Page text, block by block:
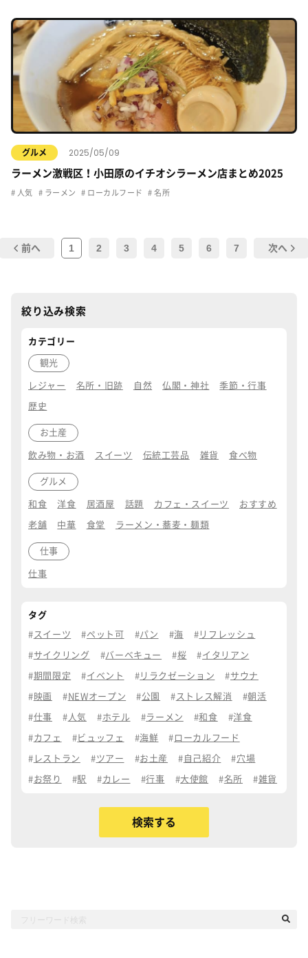
グルメ 2025/05/09
ラーメン激戦区！小田原のイチオシラーメン店まとめ2025
人気 ラーメン ローカルフード 名所
前へ 1 2 3 4 5 6 7 次へ
絞り込み検索
カテゴリー
観光
レジャー 名所・旧跡 自然 仏閣・神社 季節・行事
歴史
お土産
飲み物・お酒 スイーツ 伝統工芸品 雑貨 食べ物
グルメ
和食 洋食 居酒屋 話題 カフェ・スイーツ おすすめ
老舗 中華 食堂 ラーメン・蕎麦・麺類
仕事
仕事
タグ
スイーツ ペット可 パン 海 リフレッシュ
サイクリング バーベキュー 桜 イタリアン
期間限定 イベント リラクゼーション サウナ
映画 NEWオープン 公園 ストレス解消 朝活
仕事 人気 ホテル ラーメン 和食 洋食
カフェ ビュッフェ 海鮮 ローカルフード
レストラン ツアー お土産 自己紹介 穴場
お祭り 駅 カレー 行事 大使館 名所 雑貨